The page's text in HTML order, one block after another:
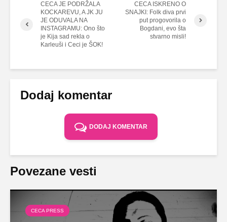
CECA JE PODRŽALA
KOCKAREVU, A JK JU
JE ODUVALA NA
INSTAGRAMU: Ono što
je Kija sad rekla o
Karleuši i Ceci je ŠOK!
CECA ISKRENO O
SNAJKI: Folk diva prvi
put progovorila o
Bogdani, evo šta
stvarno misli!
Dodaj komentar
DODAJ KOMENTAR
Povezane vesti
CECA PRESS